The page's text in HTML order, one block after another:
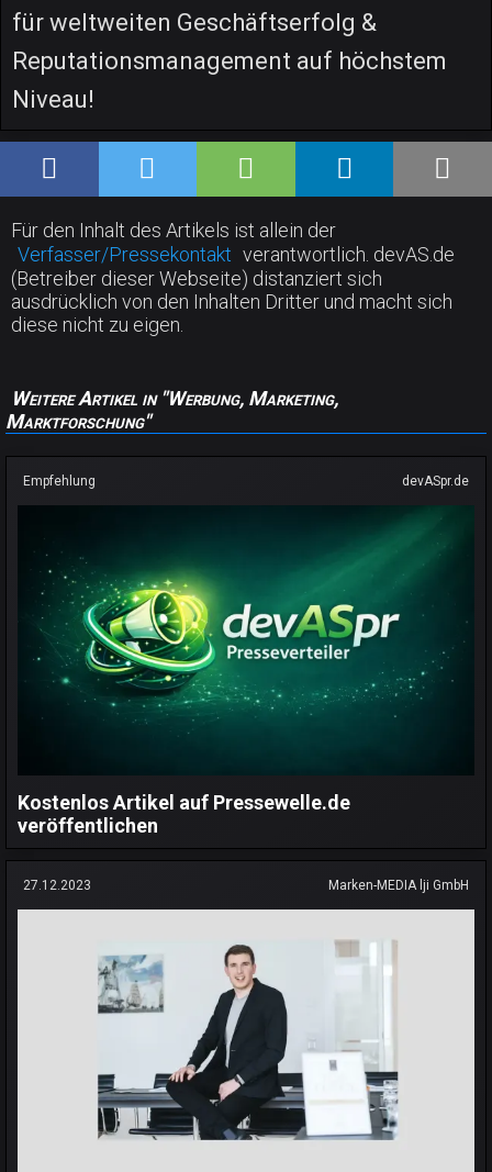
für weltweiten Geschäftserfolg &
Reputationsmanagement auf höchstem
Niveau!
Für den Inhalt des Artikels ist allein der
Verfasser/Pressekontakt verantwortlich. devAS.de
(Betreiber dieser Webseite) distanziert sich
ausdrücklich von den Inhalten Dritter und macht sich
diese nicht zu eigen.
Weitere Artikel in "Werbung, Marketing,
Marktforschung"
Empfehlung devASpr.de
Kostenlos Artikel auf Pressewelle.de
veröffentlichen
27.12.2023 Marken-MEDIA lji GmbH